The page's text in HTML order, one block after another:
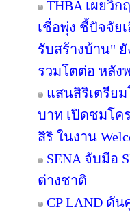
THBA เผยวิ
เชื่อพุ่ง ชี้ปัจจัย
รับสร้างบ้าน"
รวมโตต่อ หลัง
แสนสิริเตรีย
บาท เปิดชมโค
สิริ ในงาน
SENA จับมือ
ต่างชาติ
CP LAND ดั